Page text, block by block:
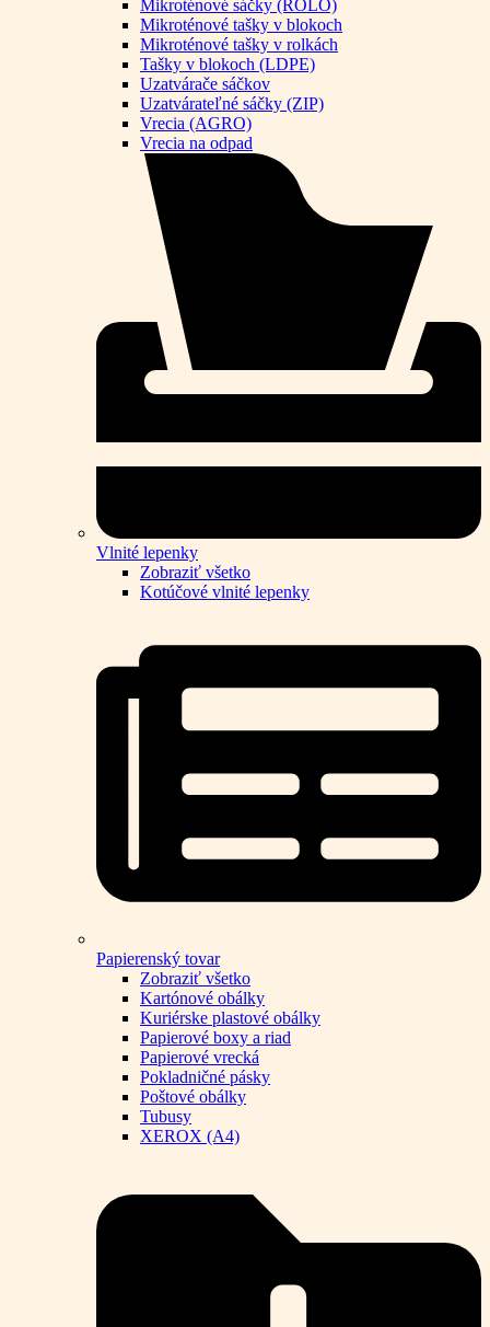
Mikroténové sáčky (ROLO)
Mikroténové tašky v blokoch
Mikroténové tašky v rolkách
Tašky v blokoch (LDPE)
Uzatvárače sáčkov
Uzatvárateľné sáčky (ZIP)
Vrecia (AGRO)
Vrecia na odpad
Vlnité lepenky
Zobraziť všetko
Kotúčové vlnité lepenky
Papierenský tovar
Zobraziť všetko
Kartónové obálky
Kuriérske plastové obálky
Papierové boxy a riad
Papierové vrecká
Pokladničné pásky
Poštové obálky
Tubusy
XEROX (A4)